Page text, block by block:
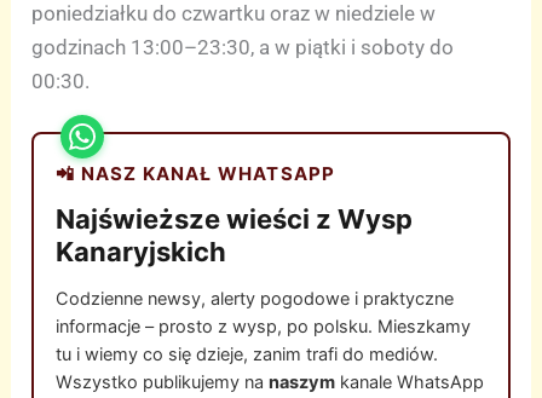
poniedziałku do czwartku oraz w niedziele w
godzinach 13:00–23:30, a w piątki i soboty do
00:30.
📲 NASZ KANAŁ WHATSAPP
Najświeższe wieści z Wysp
Kanaryjskich
Codzienne newsy, alerty pogodowe i praktyczne
informacje – prosto z wysp, po polsku. Mieszkamy
tu i wiemy co się dzieje, zanim trafi do mediów.
Wszystko publikujemy nanaszym kanale WhatsApp